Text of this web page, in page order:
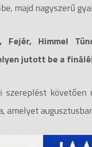
majd nagyszerű
Fejér, Himmel
jutott be a
követően